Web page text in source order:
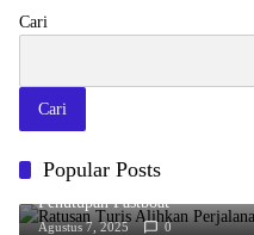
Cari
Cari
Popular Posts
Ratusan Turis Alihkan
Penutupan Fastboat
Agustus 7, 2025 0